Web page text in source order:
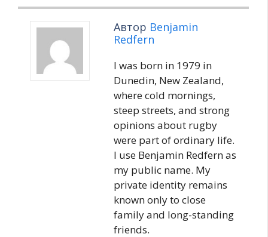
Автор Benjamin
Redfern
I was born in 1979 in
Dunedin, New Zealand,
where cold mornings,
steep streets, and strong
opinions about rugby
were part of ordinary life.
I use Benjamin Redfern as
my public name. My
private identity remains
known only to close
family and long-standing
friends.